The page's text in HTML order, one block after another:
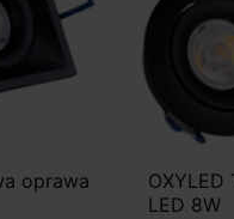
oprawa
LED 8W